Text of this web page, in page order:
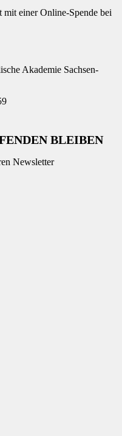
mit einer Online-Spende bei
Akademie Sachsen-
BLEIBEN
Newsletter